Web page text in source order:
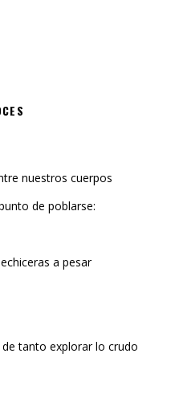
cuerpos
de poblarse:
a pesar
lo crudo